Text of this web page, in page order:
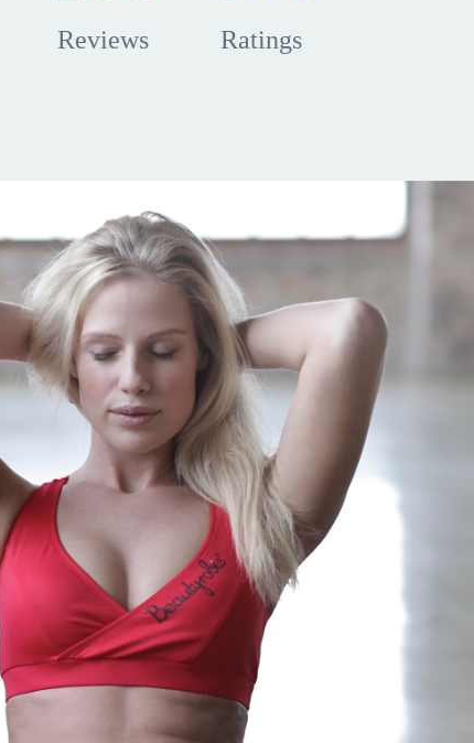
Reviews Ratings
ΛΥΔΊΑ ΣΟΥΦΛΈΡΗ
17 ετών
– ΓΝΩΣΕΙΣ ΠΛΗΡΟΦΟΡΙΚΗΣ
Πτυχίο στην Ελλάδα το 2017
PowerPoint στο Πανελλήνιο Πρωτάθλημα
Office Specialist το 2018
του Εθνικού Μητρώου Αριστείας
στο PowerPoint 2016
Μητρώου Αριστείας Πληροφορικής στο
Excel 2016
προχωρημένου επιπέδου σε
τύπου στα αντικείμενα
2016, PowerPoint 2016
Business Office (Εξέταση σεναριακού